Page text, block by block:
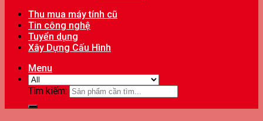
Thu mua máy tính cũ
Tin công nghệ
Tuyển dụng
Xây Dựng Cấu Hình
Menu
Tìm kiếm: